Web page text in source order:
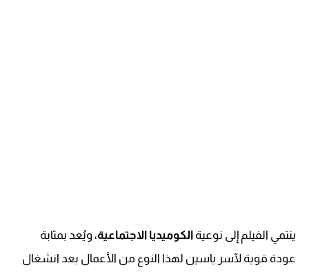
ينتمي الفيلم إلى نوعية الكوميديا الاجتماعية، ويُعد بمثابة
عودة قوية لآسر ياسين لهذا النوع من الأعمال بعد انشغال